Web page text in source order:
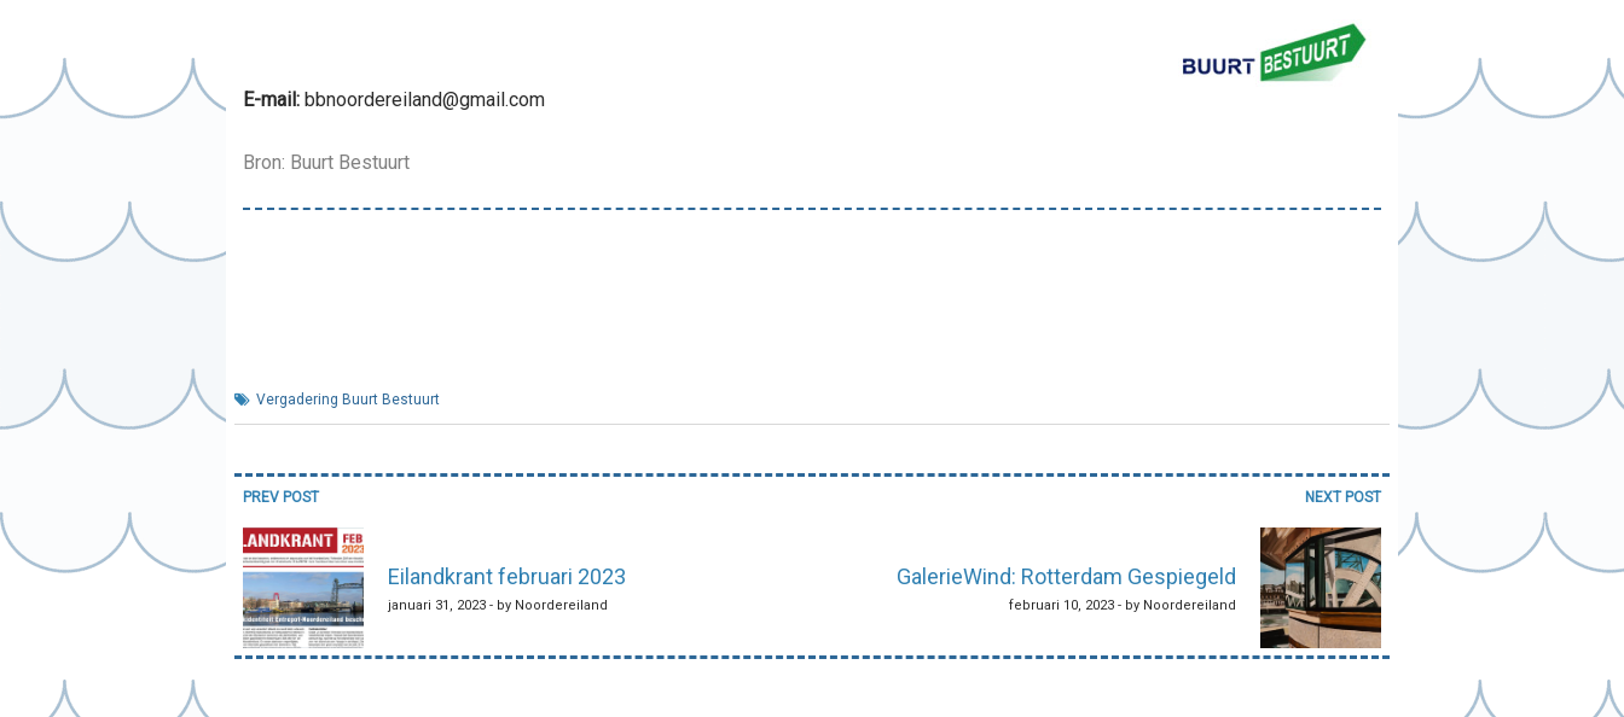
E-mail:bbnoordereiland@gmail.com
Bron: Buurt Bestuurt
Vergadering Buurt Bestuurt
Bericht
navigatie
PREV POST
Eilandkrant februari 2023
januari 31, 2023 - by Noordereiland
NEXT POST
GalerieWind: Rotterdam Gespiegeld
februari 10, 2023 - by Noordereiland